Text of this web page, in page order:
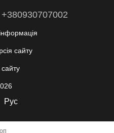
+380930707002
сайту
Рус